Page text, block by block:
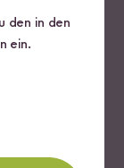
den in den
ein.